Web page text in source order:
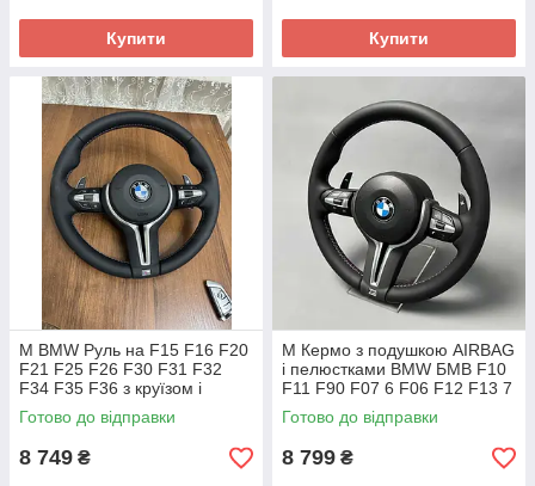
Купити Купити
М BMW Руль на F15 F16 F20
F21 F25 F26 F30 F31 F32
F34 F35 F36 з круїзом і
пелюстками М пакет
Готово до відправки
8 749 ₴
М Кермо з подушкою AIRBAG
і пелюстками BMW БМВ F10
F11 F90 F07 6 F06 F12 F13 7
F01 F02 F03
Готово до відправки
8 799 ₴